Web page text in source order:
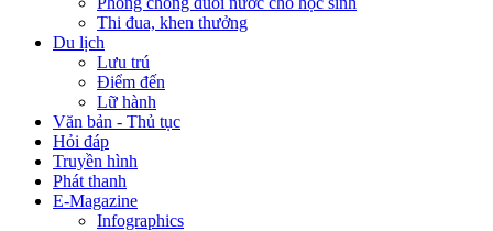
Thi đua, khen thưởng
Du lịch
Lưu trú
Điểm đến
Lữ hành
Văn bản - Thủ tục
Hỏi đáp
Truyền hình
Phát thanh
E-Magazine
Infographics